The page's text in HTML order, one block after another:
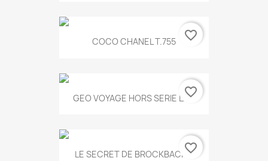
COCO CHANEL T.755 favorite_border
GEO VOYAGE HORS SERIE LA...
favorite_border
LE SECRET DE BROCKBACK...
favorite_border